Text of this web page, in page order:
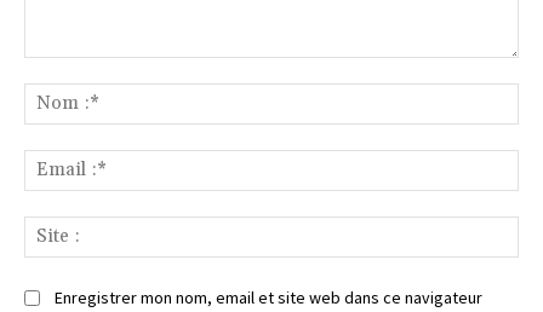
:*
:*
:
Enregistrer mon nom, email et site web dans ce navigateur